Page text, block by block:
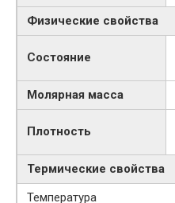
Физические свойства
Состояние
Молярная масса
Плотность
Термические свойства
Температура